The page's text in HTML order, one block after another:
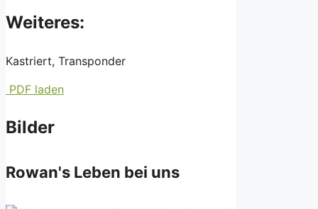
Weiteres:
Kastriert, Transponder
PDF laden
Bilder
Rowan's Leben bei uns